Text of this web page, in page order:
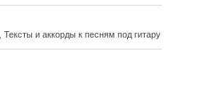
Тексты и аккорды к песням под гитару